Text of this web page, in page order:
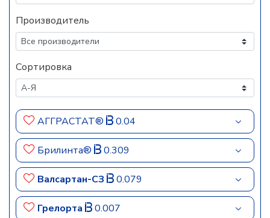
Производитель
Сортировка
АГГРАСТАТ® 0.04
Брилинта® 0.309
Валсартан-СЗ 0.079
Грелорта 0.007